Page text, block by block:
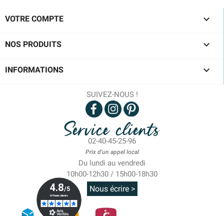
VOTRE COMPTE 
NOS PRODUITS 
INFORMATIONS 
SUIVEZ-NOUS !
Service clients
02-40-45-25-96
Prix d'un appel local
Du lundi au vendredi
10h00-12h30 / 15h00-18h30
Nous écrire >